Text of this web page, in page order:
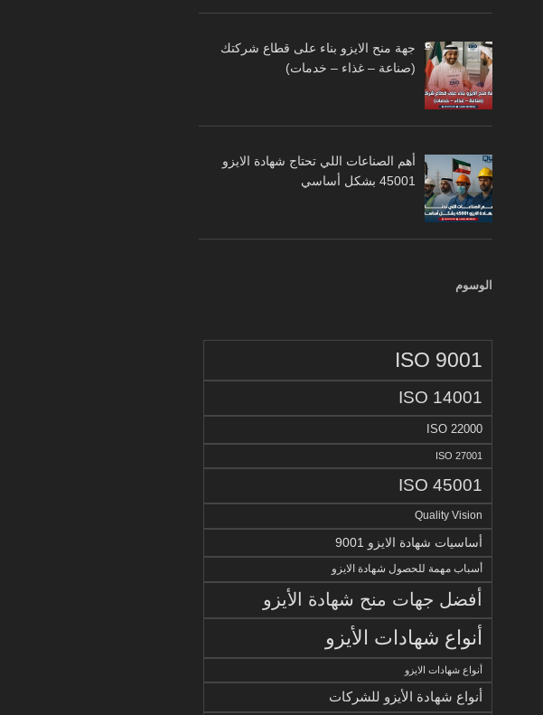
جهة منح الايزو بناء على قطاع شركتك
(صناعة – غذاء – خدمات)
أهم الصناعات اللي تحتاج شهادة الايزو
45001 بشكل أساسي
الوسوم
ISO 9001
ISO 14001
ISO 22000
ISO 27001
ISO 45001
Quality Vision
أساسيات شهادة الايزو 9001
أسباب مهمة للحصول شهادة الايزو
أفضل جهات منح شهادة الأيزو
أنواع شهادات الأيزو
أنواع شهادات الايزو
أنواع شهادة الأيزو للشركات